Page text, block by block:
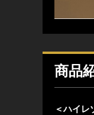
商品
＜ハイレ